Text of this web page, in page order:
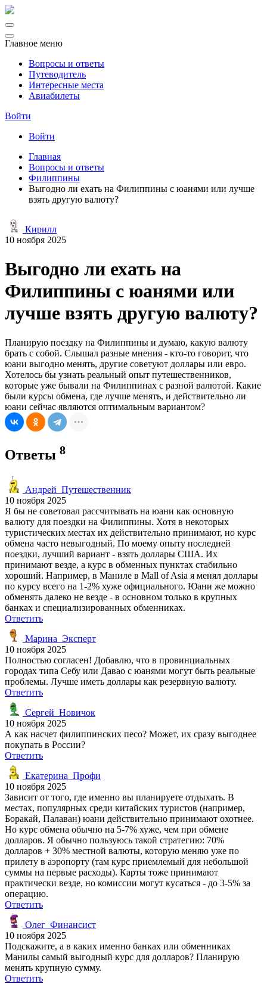
Главное меню
Вопросы и ответы
Путеводитель
Интересные места
Авиабилеты
Войти
Войти
Главная
Вопросы и ответы
Филиппины
Выгодно ли ехать на Филиппины с юанями или лучше
взять другую валюту?
Кирилл
10 ноября 2025
Выгодно ли ехать на
Филиппины с юанями или
лучше взять другую валюту?
Планирую поездку на Филиппины и думаю, какую валюту
брать с собой. Слышал разные мнения - кто-то говорит, что
юани выгодно менять, другие советуют доллары или евро.
Хотелось бы узнать реальный опыт путешественников,
которые уже бывали на Филиппинах с разной валютой. Какие
были курсы обмена, где лучше менять, и действительно ли
юани сейчас являются оптимальным вариантом?
Ответы 8
Андрей_Путешественник
10 ноября 2025
Я бы не советовал рассчитывать на юани как основную
валюту для поездки на Филиппины. Хотя в некоторых
туристических местах их действительно принимают, но курс
обмена часто невыгодный. По моему опыту последней
поездки, лучший вариант - взять доллары США. Их
принимают везде, а курс в обменных пунктах стабильно
хороший. Например, в Маниле в Mall of Asia я менял доллары
по курсу всего на 1-2% хуже официального. Юани же можно
обменять далеко не везде - в основном только в крупных
банках и специализированных обменниках.
Ответить
Марина_Эксперт
10 ноября 2025
Полностью согласен! Добавлю, что в провинциальных
городах типа Себу или Давао с юанями могут быть реальные
проблемы. Лучше иметь доллары как резервную валюту.
Ответить
Сергей_Новичок
10 ноября 2025
А как насчет филиппинских песо? Может, их сразу выгоднее
покупать в России?
Ответить
Екатерина_Профи
10 ноября 2025
Зависит от того, где именно вы планируете отдыхать. В
местах, популярных среди китайских туристов (например,
Боракай, Палаван) юани действительно принимают охотнее.
Но курс обмена обычно на 5-7% хуже, чем при обмене
долларов. Я обычно пользуюсь такой стратегию: 70%
долларов + 30% местной валюты, которую меняю уже по
прилету в аэропорту (там курс приемлемый для небольшой
суммы на первые расходы). Карты тоже принимают
практически везде, но комиссии могут кусаться - до 3-5% за
операцию.
Ответить
Олег_Финансист
10 ноября 2025
Подскажите, а в каких именно банках или обменниках
Манилы самый выгодный курс для долларов? Планирую
менять крупную сумму.
Ответить